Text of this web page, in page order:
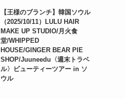
【王様のブランチ】韓国ソウル
（2025/10/11）LULU HAIR
MAKE UP STUDIO/月火食
堂/WHIPPED
HOUSE/GINGER BEAR PIE
SHOP/Juuneedu〈週末トラベ
ル〉ビューティーツアー in ソ
ウル